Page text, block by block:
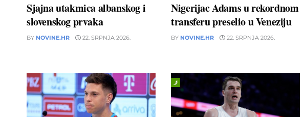
Sjajna utakmica albanskog i
slovenskog prvaka
BY NOVINE.HR 22. SRPNJA 2026.
Nigerijac Adams u rekordnom
transferu preselio u Veneziju
BY NOVINE.HR 22. SRPNJA 2026.